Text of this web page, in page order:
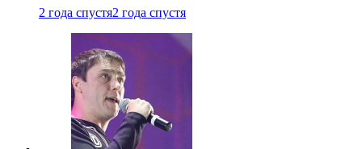
2 года спустя2 года спустя